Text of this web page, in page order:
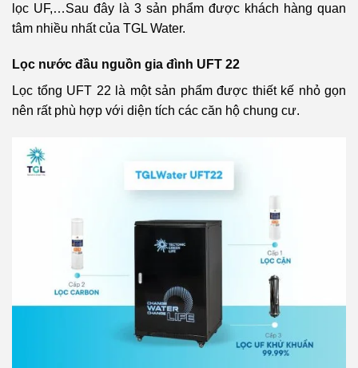
lọc UF,…Sau đây là 3 sản phẩm được khách hàng quan
tâm nhiều nhất của TGL Water.
Lọc nước đầu nguồn gia đình UFT 22
Lọc tổng UFT 22 là một sản phẩm được thiết kế nhỏ gọn
nên rất phù hợp với diện tích các căn hộ chung cư.